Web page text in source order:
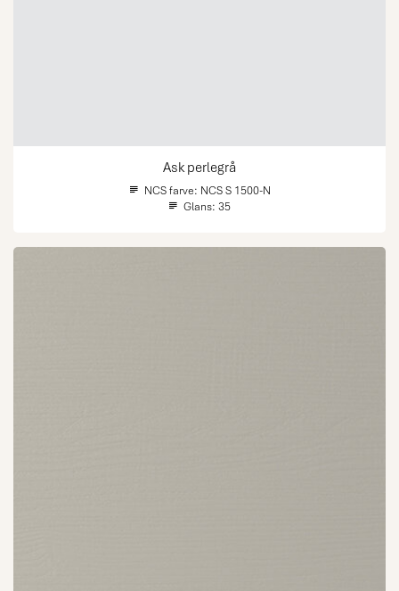
Ask perlegrå
NCS farve: NCS S 1500-N
Glans:35